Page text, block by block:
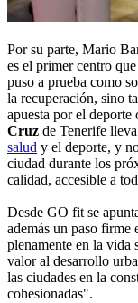
Por su parte, Mario
es el primer centro
puso a prueba como
la recuperación, sino
apuesta por el
Cruz de Tenerife
salud y el deporte, y
ciudad durante los
calidad, accesible a
Desde GO fit se
además un paso firme
plenamente en la vida
valor al desarrollo
las ciudades en la
cohesionadas".